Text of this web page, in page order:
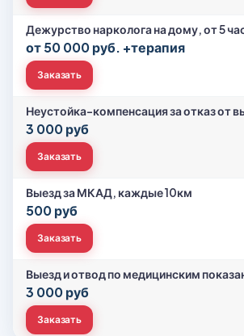
Дежурство нарколога на дому, от 5
от 50 000 руб. +терапия
Заказать
Неустойка-компенсация за отказ от
3 000 руб
Заказать
Выезд за МКАД, каждые 10км
500 руб
Заказать
Выезд и отвод по медицинским
3 000 руб
Заказать